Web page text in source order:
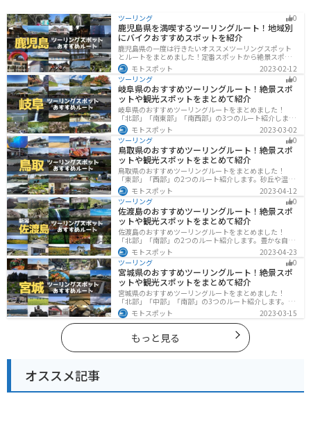
ツーリング 0
鹿児島県を満喫するツーリングルート！地域別
にバイクおすすめスポットを紹介
鹿児島県の一度は行きたいオススメツーリングスポット
とルートをまとめました！定番スポットから絶景スポッ
ト、温泉、山、海、グルメなど様々なジャンルで楽しめ
ます。バイクで鹿児島ツーリングに行こうと思っている
人は、参考にしてください。
モトスポット
2023-02-12
ツーリング
0
岐阜県のおすすめツーリングルート！絶景スポ
ットや観光スポットをまとめて紹介
岐阜県のおすすめツーリングルートをまとめました！
「北部」「南東部」「南西部」の3つのルート紹介しま
す。自然豊かな山が充実しており、山を生かした施設や
グルメ、絶景スポットなど、自然を満喫するツーリング
ができます。バイクで岐阜県にツーリングに行く際は参
考にしてください。
モトスポット
2023-03-02
ツーリング
0
鳥取県のおすすめツーリングルート！絶景スポ
ットや観光スポットをまとめて紹介
鳥取県のおすすめツーリングルートをまとめました！
「東部」「西部」の2つのルート紹介します。砂丘や温泉
地、歴史ある城跡など魅力溢れるスポットが多数あるの
で楽しめます。バイクで鳥取県にツーリングに行く際は
参考にしてください。
モトスポット
2023-04-12
ツーリング
0
佐渡島のおすすめツーリングルート！絶景スポ
ットや観光スポットをまとめて紹介
佐渡島のおすすめツーリングルートをまとめました！
「北部」「南部」の2つのルート紹介します。豊かな自然
と歴史的なスポット、トキなどの貴重な動物を見られる
スポットが多数あります。バイクで佐渡島にツーリング
に行く際は参考にしてください。
モトスポット
2023-04-23
ツーリング
0
宮城県のおすすめツーリングルート！絶景スポ
ットや観光スポットをまとめて紹介
宮城県のおすすめツーリングルートをまとめました！
「北部」「中部」「南部」の3つのルート紹介します。キ
ツネ村や広大な山や滝、湖などを歴史や自然を満喫する
ツーリングができます。バイクで宮城県にツーリングに
行く際は参考にしてください。
モトスポット 2023-03-15
もっと見る
オススメ記事